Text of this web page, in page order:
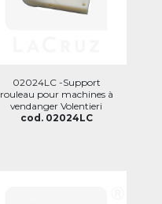
02024LC -Support
rouleau pour machines à
vendanger Volentieri
cod. 02024LC